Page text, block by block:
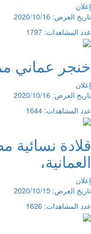
إعلان
تاريخ العرض: 2020/10/16
عدد المشاهدات: 1797
خنجر عماني
إعلان
تاريخ العرض: 2020/10/16
عدد المشاهدات: 1644
قلادة
العمانية،
إعلان
تاريخ العرض: 2020/10/15
عدد المشاهدات: 1626